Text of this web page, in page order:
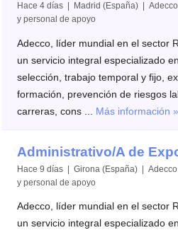
Hace 4 días | Madrid (España) |
y personal de apoyo
Adecco, líder mundial en el sector
un servicio integral especializado
selección, trabajo temporal y fijo,
formación, prevención de riesgos
carreras, cons ... Más información »
Administrativo/A de
Hace 9 días | Girona (España) |
y personal de apoyo
Adecco, líder mundial en el sector
un servicio integral especializado